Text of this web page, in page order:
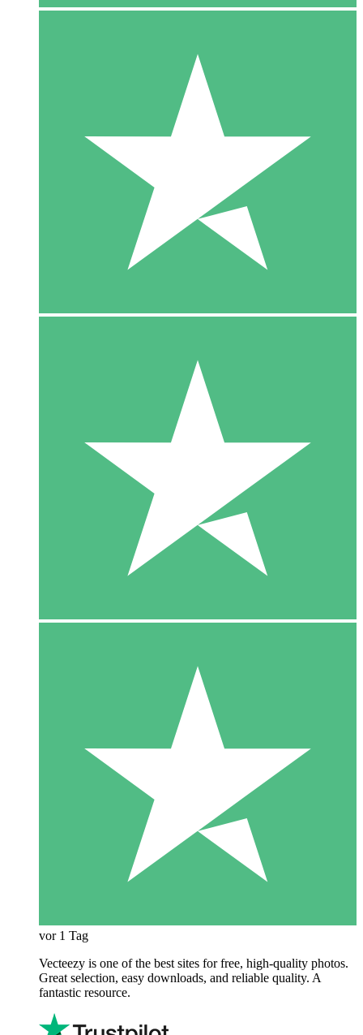
vor 1 Tag
Vecteezy is one of the best sites for free, high‑quality photos.
Great selection, easy downloads, and reliable quality. A
fantastic resource.